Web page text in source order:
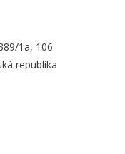
1a, 106
republika